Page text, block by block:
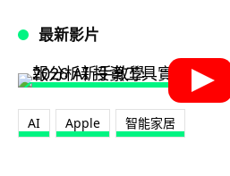
最新影片
AI Apple 智能家居